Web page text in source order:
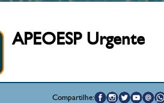
APEOESP Urgente
Compartilhe: